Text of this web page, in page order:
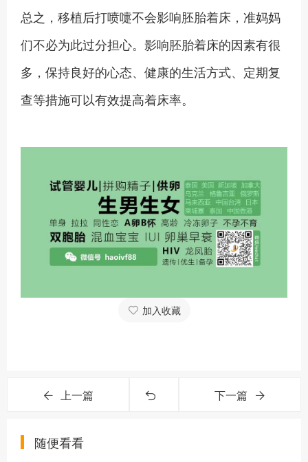
总之，移植后打喷嚏不会影响胚胎着床，准妈妈
们不必为此过分担心。影响胚胎着床的因素有很
多，保持良好的心态、健康的生活方式、定期复
查等措施可以有效提高着床率。
加入收藏
上一篇 下一篇
随便看看